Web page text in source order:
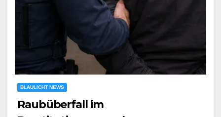
BLAULICHT NEWS
Raubüberfall im